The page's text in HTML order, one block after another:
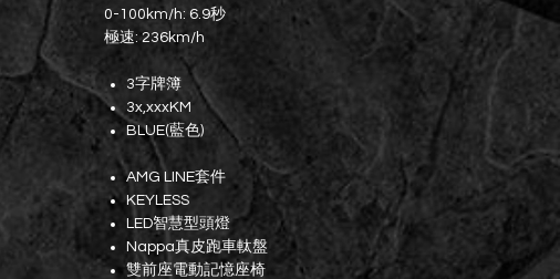
0-100km/h: 6.9秒
極速: 236km/h
3字牌簿
3x,xxxKM
BLUE(藍色)
AMG LINE套件
KEYLESS
LED智慧型頭燈
Nappa真皮跑車軚盤
雙前座電動記憶座椅